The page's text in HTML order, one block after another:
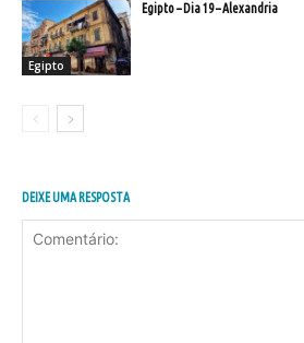
Egipto
Egipto – Dia 19 – Alexandria
DEIXE UMA RESPOSTA